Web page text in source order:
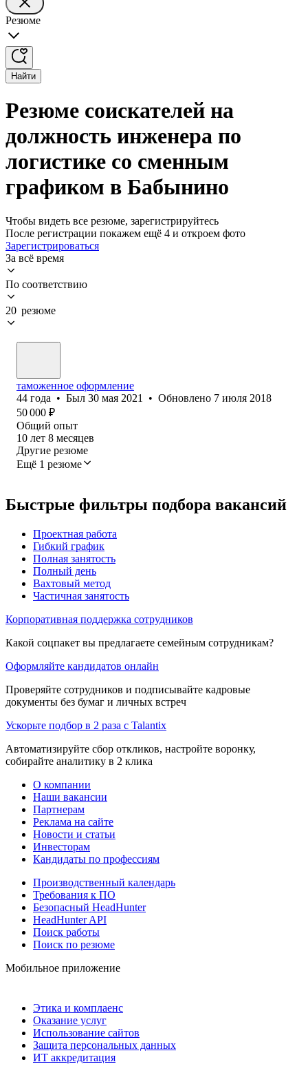
Резюме
Найти
Резюме соискателей на
должность инженера по
логистике со сменным
графиком в Бабынино
Чтобы видеть все резюме, зарегистрируйтесь
После регистрации покажем ещё 4 и откроем фото
Зарегистрироваться
За всё время
По соответствию
20 резюме
таможенное оформление
44 года • Был 30 мая 2021 • Обновлено 7 июля 2018
50 000 ₽
Общий опыт
10 лет 8 месяцев
Другие резюме
Ещё 1 резюме
Быстрые фильтры подбора вакансий
Проектная работа
Гибкий график
Полная занятость
Полный день
Вахтовый метод
Частичная занятость
Корпоративная поддержка сотрудников
Какой соцпакет вы предлагаете семейным сотрудникам?
Оформляйте кандидатов онлайн
Проверяйте сотрудников и подписывайте кадровые
документы без бумаг и личных встреч
Ускорьте подбор в 2 раза с Talantix
Автоматизируйте сбор откликов, настройте воронку,
собирайте аналитику в 2 клика
О компании
Наши вакансии
Партнерам
Реклама на сайте
Новости и статьи
Инвесторам
Кандидаты по профессиям
Производственный календарь
Требования к ПО
Безопасный HeadHunter
HeadHunter API
Поиск работы
Поиск по резюме
Мобильное приложение
Этика и комплаенс
Оказание услуг
Использование сайтов
Защита персональных данных
ИТ аккредитация